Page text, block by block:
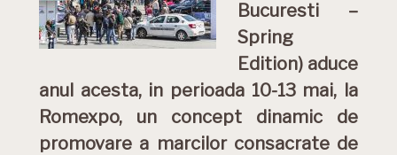
Bucuresti –
Spring
Edition) aduce
anul acesta, in perioada 10-13 mai, la
Romexpo, un concept dinamic de
promovare a marcilor consacrate de